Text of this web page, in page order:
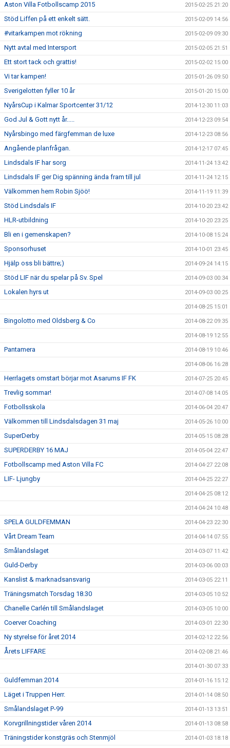
Aston Villa Fotbollscamp 2015 2015-02-25 21:20
Stöd Liffen på ett enkelt sätt. 2015-02-09 14:56
#vitarkampen mot rökning 2015-02-09 09:30
Nytt avtal med Intersport 2015-02-05 21:51
Ett stort tack och grattis! 2015-02-02 15:00
Vi tar kampen! 2015-01-26 09:50
Sverigelotten fyller 10 år 2015-01-20 15:00
NyårsCup i Kalmar Sportcenter 31/12 2014-12-30 11:03
God Jul & Gott nytt år..... 2014-12-23 09:54
Nyårsbingo med färgfemman de luxe 2014-12-23 08:56
Angående planfrågan. 2014-12-17 07:45
Lindsdals IF har sorg 2014-11-24 13:42
Lindsdals IF ger Dig spänning ända fram till jul 2014-11-24 12:15
Välkommen hem Robin Sjöö! 2014-11-19 11:39
Stöd Lindsdals IF 2014-10-20 23:42
HLR-utbildning 2014-10-20 23:25
Bli en i gemenskapen? 2014-10-08 15:24
Sponsorhuset 2014-10-01 23:45
Hjälp oss bli bättre;) 2014-09-24 14:15
Stöd LIF när du spelar på Sv. Spel 2014-09-03 00:34
Lokalen hyrs ut 2014-09-03 00:25
2014-08-25 15:01
Bingolotto med Oldsberg & Co 2014-08-22 09:35
2014-08-19 12:55
Pantamera 2014-08-19 10:46
2014-08-06 16:28
Herrlagets omstart börjar mot Asarums IF FK 2014-07-25 20:45
Trevlig sommar! 2014-07-08 14:05
Fotbollsskola 2014-06-04 20:47
Välkommen till Lindsdalsdagen 31 maj 2014-05-26 10:00
SuperDerby 2014-05-15 08:28
SUPERDERBY 16 MAJ 2014-05-04 22:47
Fotbollscamp med Aston Villa FC 2014-04-27 22:08
LIF- Ljungby 2014-04-25 22:27
2014-04-25 08:12
2014-04-24 10:48
SPELA GULDFEMMAN 2014-04-23 22:30
Vårt Dream Team 2014-04-14 07:55
Smålandslaget 2014-03-07 11:42
Guld-Derby 2014-03-06 00:03
Kanslist & marknadsansvarig 2014-03-05 22:11
Träningsmatch Torsdag 18.30 2014-03-05 10:52
Chanelle Carlén till Smålandslaget 2014-03-05 10:00
Coerver Coaching 2014-03-01 22:30
Ny styrelse för året 2014 2014-02-12 22:56
Årets LIFFARE 2014-02-08 21:46
2014-01-30 07:33
Guldfemman 2014 2014-01-16 15:12
Läget i Truppen Herr. 2014-01-14 08:50
Smålandslaget P-99 2014-01-13 13:51
Korvgrillningstider våren 2014 2014-01-13 08:58
Träningstider konstgräs och Stenmjöl 2014-01-03 18:18